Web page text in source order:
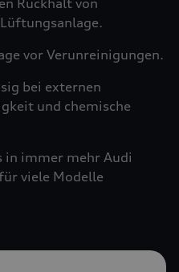
Rückhalt von
vor Verunreinigungen.
bei externen
und chemische
in immer mehr Audi
viele Modelle